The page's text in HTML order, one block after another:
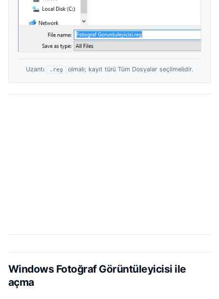
Uzantı .reg olmalı; kayıt türü Tüm Dosyalar seçilmelidir.
Windows Fotoğraf Görüntüleyicisi ile
açma